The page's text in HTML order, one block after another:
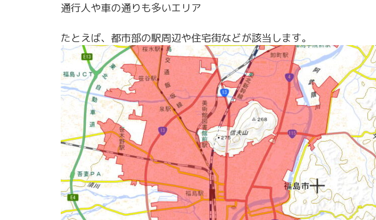
通行人や車の通りも多いエリア
たとえば、都市部の駅周辺や住宅街などが該当します。